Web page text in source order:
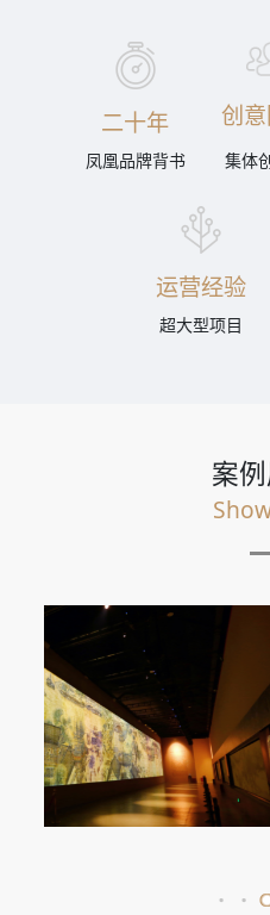
二十年
凤凰品牌背书
创
集体
运营经验
超大型项目
案